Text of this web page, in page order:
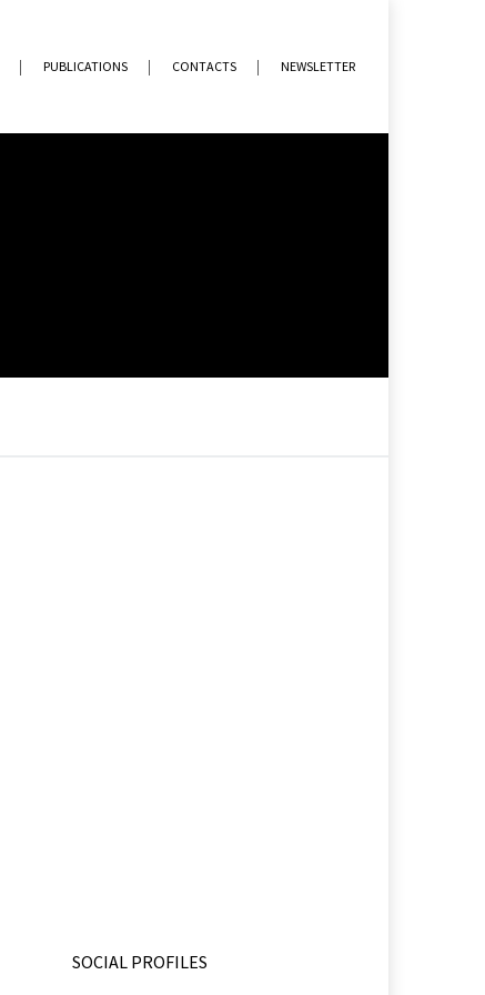
PUBLICATIONS CONTACTS NEWSLETTER
SOCIAL PROFILES